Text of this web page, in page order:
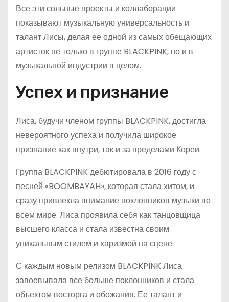
Все эти сольные проекты и коллаборации
показывают музыкальную универсальность и
талант Лисы, делая ее одной из самых обещающих
артисток не только в группе BLACKPINK, но и в
музыкальной индустрии в целом.
Успех и признание
Лиса, будучи членом группы BLACKPINK, достигла
невероятного успеха и получила широкое
признание как внутри, так и за пределами Кореи.
Группа BLACKPINK дебютировала в 2016 году с
песней «BOOMBAYAH», которая стала хитом, и
сразу привлекла внимание поклонников музыки во
всем мире. Лиса проявила себя как танцовщица
высшего класса и стала известна своим
уникальным стилем и харизмой на сцене.
С каждым новым релизом BLACKPINK Лиса
завоевывала все больше поклонников и стала
объектом восторга и обожания. Ее талант и